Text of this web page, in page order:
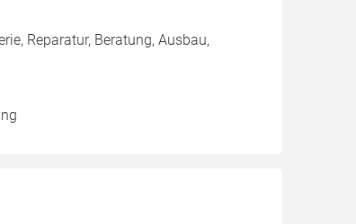
Reparatur, Beratung, Ausbau,